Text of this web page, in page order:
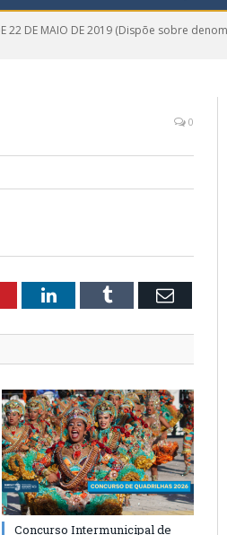
22 DE MAIO DE 2019 (Dispõe sobre
0
LinkedInTumblr Email
Concurso Intermunicipal de